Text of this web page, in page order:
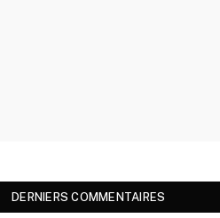
DERNIERS COMMENTAIRES